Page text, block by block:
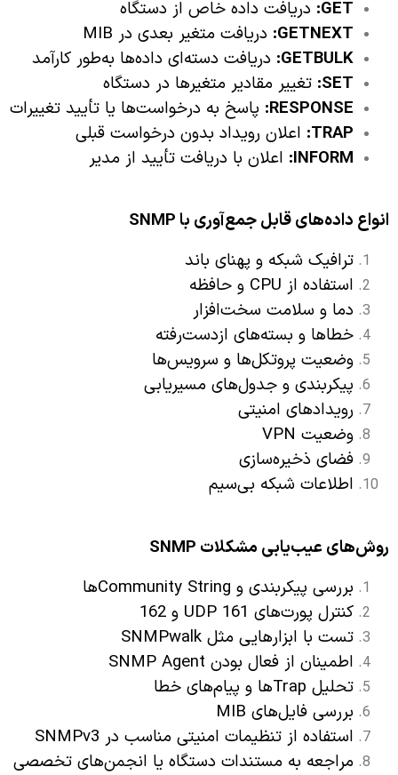
GET: دریافت داده خاص از دستگاه
GETNEXT: دریافت متغیر بعدی در MIB
GETBULK: دریافت دسته‌ای داده‌ها به‌طور کارآمد
SET: تغییر مقادیر متغیرها در دستگاه
RESPONSE: پاسخ به درخواست‌ها یا تأیید تغییرات
TRAP: اعلان رویداد بدون درخواست قبلی
INFORM: اعلان با دریافت تأیید از مدیر
انواع داده‌های قابل جمع‌آوری با
ترافیک شبکه و پهنای باند
استفاده از CPU و حافظه
دما و سلامت سخت‌افزار
خطاها و بسته‌های ازدست‌رفته
وضعیت پروتکل‌ها و سرویس‌ها
پیکربندی و جدول‌های مسیریابی
رویدادهای امنیتی
وضعیت VPN
فضای ذخیره‌سازی
اطلاعات شبکه بی‌سیم
روش‌های عیب‌یابی مشکلات
بررسی پیکربندی و Community Stringها
کنترل پورت‌های UDP 161 و 162
تست با ابزارهایی مثل SNMPwalk
اطمینان از فعال بودن SNMP Agent
تحلیل Trapها و پیام‌های خطا
بررسی فایل‌های MIB
استفاده از تنظیمات امنیتی مناسب در SNMPv3
مراجعه به مستندات دستگاه یا انجمن‌های تخصصی